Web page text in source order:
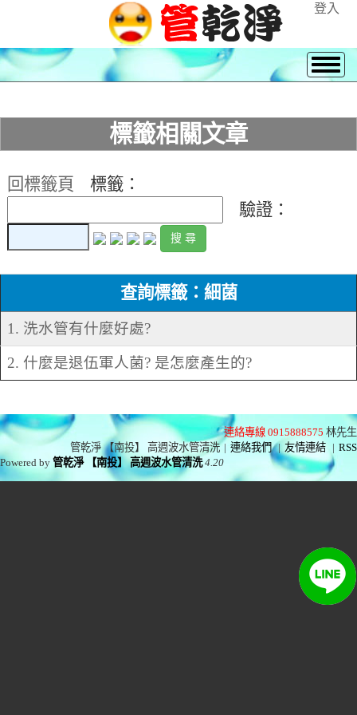
登入
標籤相關文章
回標籤頁
標籤：
驗證：
查詢標籤：細菌
1. 洗水管有什麼好處?
2. 什麼是退伍軍人菌? 是怎麼產生的?
連絡專線 0915888575 林先生
管乾淨 【南投】 高週波水管清洗 | 連絡我們 | 友情連結 | RSS
Powered by管乾淨 【南投】 高週波水管清洗 4.20